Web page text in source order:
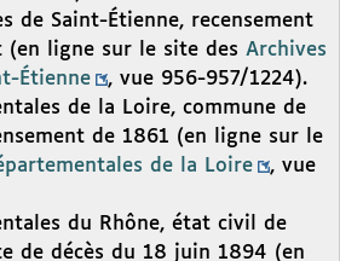
de Saint-Étienne, recensement
(en ligne sur le site des Archives
Étienne
, vue 956-957/1224).
de la Loire, commune de
de 1861 (en ligne sur le
de la Loire
, vue
du Rhône, état civil de
de décès du 18 juin 1894 (en